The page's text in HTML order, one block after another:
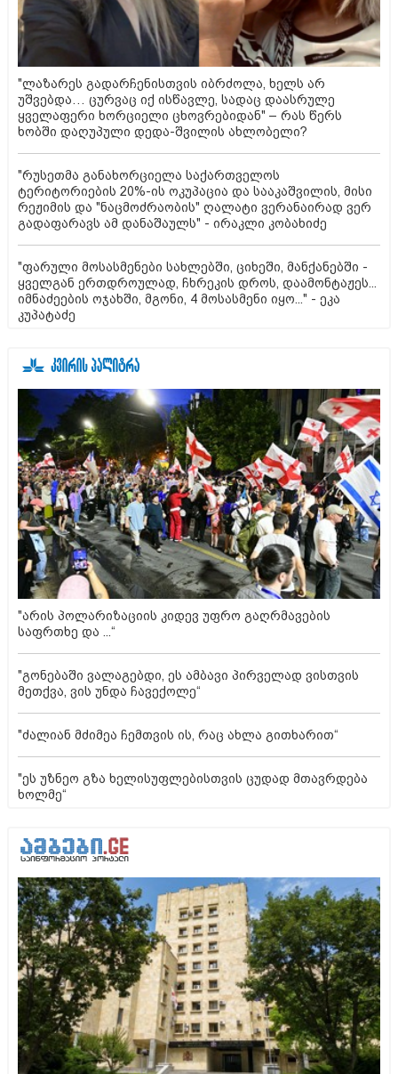
"ლაზარეს გადარჩენისთვის იბრძოლა, ხელს არ
უშვებდა… ცურვაც იქ ისწავლე, სადაც დაასრულე
ყველაფერი ხორციელი ცხოვრებიდან" – რას წერს
ხობში დაღუპული დედა-შვილის ახლობელი?
"რუსეთმა განახორციელა საქართველოს
ტერიტორიების 20%-ის ოკუპაცია და სააკაშვილის, მისი
რეჟიმის და "ნაცმოძრაობის" ღალატი ვერანაირად ვერ
გადაფარავს ამ დანაშაულს" - ირაკლი კობახიძე
"ფარული მოსასმენები სახლებში, ციხეში, მანქანებში -
ყველგან ერთდროულად, ჩხრეკის დროს, დაამონტაჟეს...
იმნაძეების ოჯახში, მგონი, 4 მოსასმენი იყო..." - ეკა
კუპატაძე
"არის პოლარიზაციის კიდევ უფრო გაღრმავების
საფრთხე და ...“
"გონებაში ვალაგებდი, ეს ამბავი პირველად ვისთვის
მეთქვა, ვის უნდა ჩავექოლე“
"ძალიან მძიმეა ჩემთვის ის, რაც ახლა გითხარით“
"ეს უზნეო გზა ხელისუფლებისთვის ცუდად მთავრდება
ხოლმე“